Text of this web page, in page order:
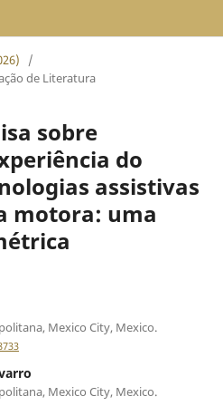
/
de Literatura
sobre
do
assistivas
motora: uma
Mexico City, Mexico.
Mexico City, Mexico.